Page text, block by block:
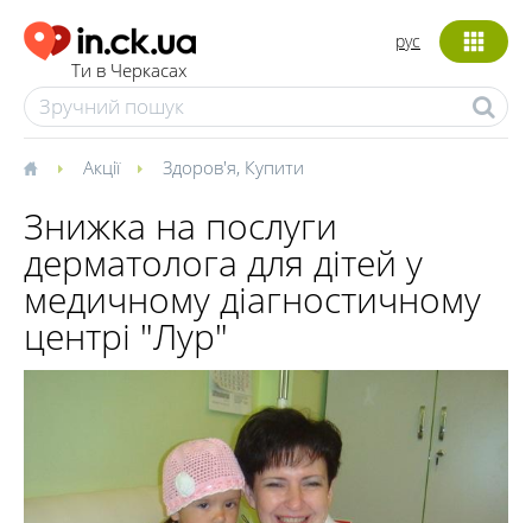
Ти в Черкасах
рус
Акції Здоров'я, Купити
Знижка на послуги
дерматолога для дітей у
медичному діагностичному
центрі "Лур"